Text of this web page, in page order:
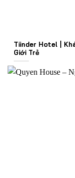
Tiinder Hotel |
Giới Trẻ